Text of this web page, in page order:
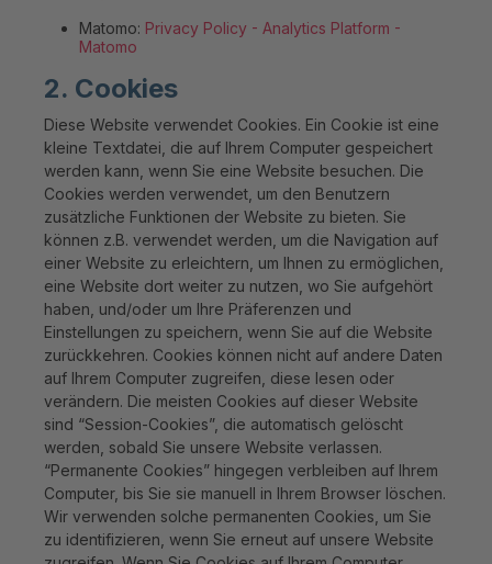
Matomo: Privacy Policy - Analytics Platform -
Matomo
2. Cookies
Diese Website verwendet Cookies. Ein Cookie ist eine
kleine Textdatei, die auf Ihrem Computer gespeichert
werden kann, wenn Sie eine Website besuchen. Die
Cookies werden verwendet, um den Benutzern
zusätzliche Funktionen der Website zu bieten. Sie
können z.B. verwendet werden, um die Navigation auf
einer Website zu erleichtern, um Ihnen zu ermöglichen,
eine Website dort weiter zu nutzen, wo Sie aufgehört
haben, und/oder um Ihre Präferenzen und
Einstellungen zu speichern, wenn Sie auf die Website
zurückkehren. Cookies können nicht auf andere Daten
auf Ihrem Computer zugreifen, diese lesen oder
verändern. Die meisten Cookies auf dieser Website
sind “Session-Cookies”, die automatisch gelöscht
werden, sobald Sie unsere Website verlassen.
“Permanente Cookies” hingegen verbleiben auf Ihrem
Computer, bis Sie sie manuell in Ihrem Browser löschen.
Wir verwenden solche permanenten Cookies, um Sie
zu identifizieren, wenn Sie erneut auf unsere Website